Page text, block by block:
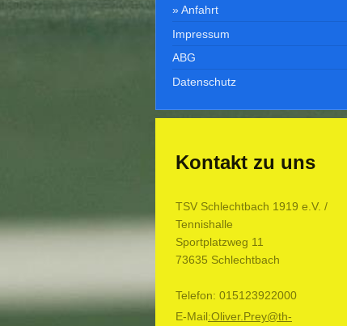
Anfahrt
Impressum
ABG
Datenschutz
Kontakt zu uns
TSV Schlechtbach 1919 e.V. /
Tennishalle
Sportplatzweg 11
73635 Schlechtbach
Telefon: 015123922000
E-Mail:Oliver.Prey@th-